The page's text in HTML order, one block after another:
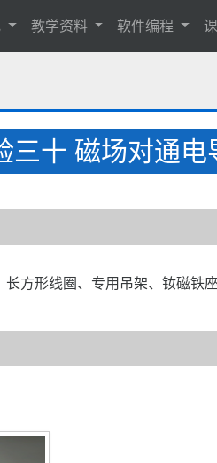
教学资料 软件编程
三十 磁场对通电
方形线圈、专用吊架、钕磁铁